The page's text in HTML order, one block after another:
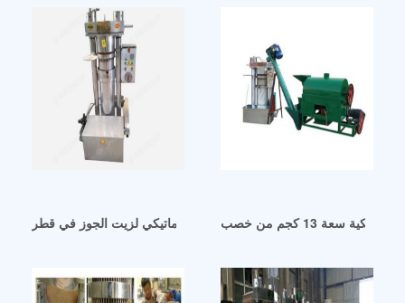
مكبس فلتر هيدروليكي أوتوماتيكي لزيت الجوز في قطر سعة 13 كجم من خصب